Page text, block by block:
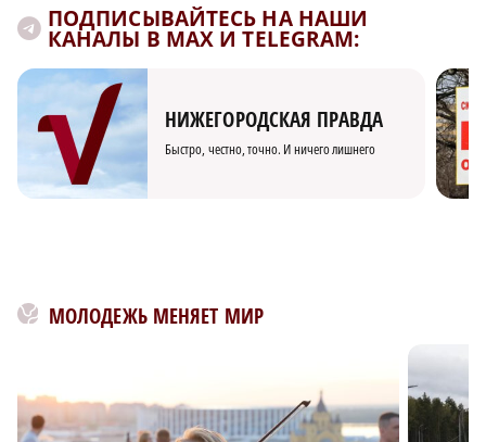
ПОДПИСЫВАЙТЕСЬ НА НАШИ
КАНАЛЫ В MAX И TELEGRAM:
НИЖЕГОРОДСКАЯ ПРАВДА
Быстро, честно, точно. И ничего лишнего
МОЛОДЕЖЬ МЕНЯЕТ МИР